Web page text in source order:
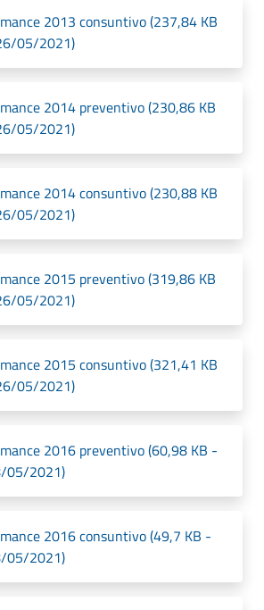
2013 consuntivo (237,84 KB
05/2021)
2014 preventivo (230,86 KB
05/2021)
2014 consuntivo (230,88 KB
05/2021)
2015 preventivo (319,86 KB
05/2021)
2015 consuntivo (321,41 KB
05/2021)
2016 preventivo (60,98 KB -
05/2021)
2016 consuntivo (49,7 KB -
05/2021)